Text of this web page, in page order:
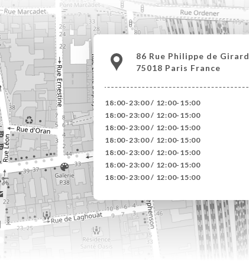
86 Rue Philippe de Girard
75018 Paris France
12:00-15:00 / 18:00-23:00
12:00-15:00 / 18:00-23:00
12:00-15:00 / 18:00-23:00
12:00-15:00 / 18:00-23:00
12:00-15:00 / 18:00-23:00
12:00-15:00 / 18:00-23:00
12:00-15:00 / 18:00-23:00